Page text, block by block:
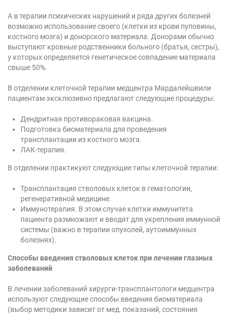
А в терапии психических нарушений и ряда других болезней
возможно использование своего (клетки из крови пуповины,
костного мозга) и донорского материала. Донорами обычно
выступают кровные родственники больного (братья, сестры),
у которых определяется генетическое совпадение материала
свыше 50%.
В отделении клеточной терапии медцентра Мардалейшвили
пациентам эксклюзивно предлагают следующие процедуры:
Дендритная противораковая вакцина.
Подготовка биоматериала для проведения
трансплантации из костного мозга.
ЛАК-терапия.
В отделении практикуют следующие типы клеточной терапии:
Трансплантация стволовых клеток в гематологии,
регенеративной медицине.
Иммунотерапия. В этом случае клетки иммунитета
пациента размножают и вводят для укрепления иммунной
системы (важно в терапии опухолей, аутоиммунных
болезнях).
Способы введения стволовых клеток при лечении глазных
заболеваний
В лечении заболеваний хирурги-трансплантологи медцентра
используют следующие способы введения биоматериала
(выбор методики зависит от мед. показаний, состояния